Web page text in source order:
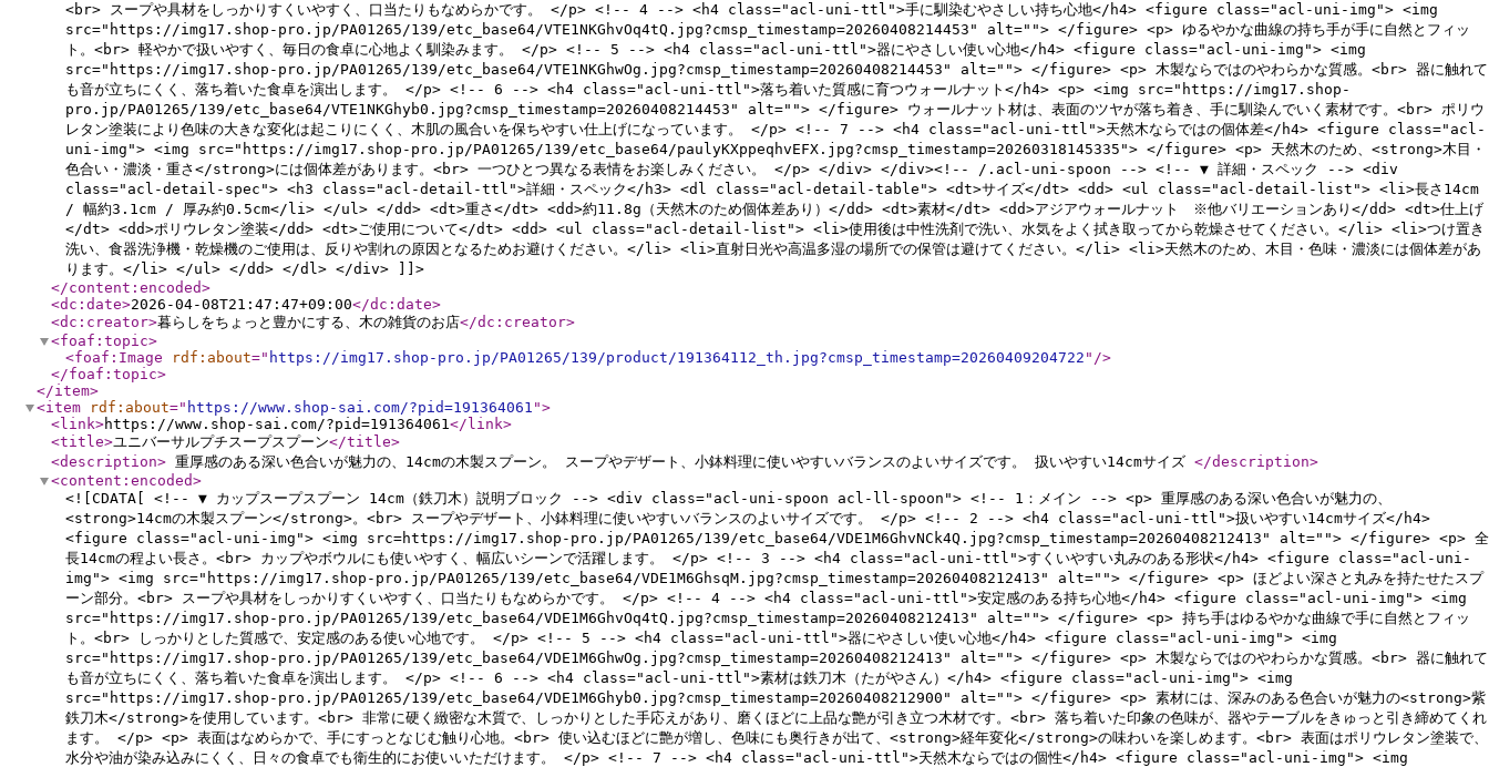
<br> スープや具材をしっかりすくいやすく、口当たりもなめらかです。 </p> <!-- 4 --> <h4 class="acl-uni-ttl">手に馴染むやさしい持ち心地</h4> <figure class="acl-uni-img"> <img
src="https://img17.shop-pro.jp/PA01265/139/etc_base64/VTE1NKGhvOq4tQ.jpg?cmsp_timestamp=20260408214453" alt=""> </figure> <p> ゆるやかな曲線の持ち手が手に自然とフィッ
ト。<br> 軽やかで扱いやすく、毎日の食卓に心地よく馴染みます。 </p> <!-- 5 --> <h4 class="acl-uni-ttl">器にやさしい使い心地</h4> <figure class="acl-uni-img"> <img
src="https://img17.shop-pro.jp/PA01265/139/etc_base64/VTE1NKGhwOg.jpg?cmsp_timestamp=20260408214453" alt=""> </figure> <p> 木製ならではのやわらかな質感。<br> 器に触れて
も音が立ちにくく、落ち着いた食卓を演出します。 </p> <!-- 6 --> <h4 class="acl-uni-ttl">落ち着いた質感に育つウォールナット</h4> <p> <img src="https://img17.shop-
pro.jp/PA01265/139/etc_base64/VTE1NKGhyb0.jpg?cmsp_timestamp=20260408214453" alt=""> </figure> ウォールナット材は、表面のツヤが落ち着き、手に馴染んでいく素材です。<br> ポリウ
レタン塗装により色味の大きな変化は起こりにくく、木肌の風合いを保ちやすい仕上げになっています。 </p> <!-- 7 --> <h4 class="acl-uni-ttl">天然木ならではの個体差</h4> <figure class="acl-
uni-img"> <img src="https://img17.shop-pro.jp/PA01265/139/etc_base64/paulyKXppeqhvEFX.jpg?cmsp_timestamp=20260318145335"> </figure> <p> 天然木のため、<strong>木目・
色合い・濃淡・重さ</strong>には個体差があります。<br> 一つひとつ異なる表情をお楽しみください。 </p> </div> </div><!-- /.acl-uni-spoon --> <!-- ▼ 詳細・スペック --> <div
class="acl-detail-spec"> <h3 class="acl-detail-ttl">詳細・スペック</h3> <dl class="acl-detail-table"> <dt>サイズ</dt> <dd> <ul class="acl-detail-list"> <li>長さ14cm
/ 幅約3.1cm / 厚み約0.5cm</li> </ul> </dd> <dt>重さ</dt> <dd>約11.8g（天然木のため個体差あり）</dd> <dt>素材</dt> <dd>アジアウォールナット ※他バリエーションあり</dd> <dt>仕上げ
</dt> <dd>ポリウレタン塗装</dd> <dt>ご使用について</dt> <dd> <ul class="acl-detail-list"> <li>使用後は中性洗剤で洗い、水気をよく拭き取ってから乾燥させてください。</li> <li>つけ置き
洗い、食器洗浄機・乾燥機のご使用は、反りや割れの原因となるためお避けください。</li> <li>直射日光や高温多湿の場所での保管は避けてください。</li> <li>天然木のため、木目・色味・濃淡には個体差があ
ります。</li> </ul> </dd> </dl> </div> ]]>
</content:encoded>
<dc:date>2026-04-08T21:47:47+09:00</dc:date>
<dc:creator>暮らしをちょっと豊かにする、木の雑貨のお店</dc:creator>
<foaf:topic>
<foaf:Image
rdf:about=" https://img17.shop-pro.jp/PA01265/139/product/191364112_th.jpg?cmsp_timestamp=20260409204722 " />
</foaf:topic>
</item>
<item
rdf:about=" https://www.shop-sai.com/?pid=191364061 ">
<link>https://www.shop-sai.com/?pid=191364061</link>
<title>ユニバーサルプチスープスプーン</title>
<description> 重厚感のある深い色合いが魅力の、14cmの木製スプーン。 スープやデザート、小鉢料理に使いやすいバランスのよいサイズです。 扱いやすい14cmサイズ </description>
<content:encoded>
<![CDATA[ <!-- ▼ カップスープスプーン 14cm（鉄刀木）説明ブロック --> <div class="acl-uni-spoon acl-ll-spoon"> <!-- 1：メイン --> <p> 重厚感のある深い色合いが魅力の、
<strong>14cmの木製スプーン</strong>。<br> スープやデザート、小鉢料理に使いやすいバランスのよいサイズです。 </p> <!-- 2 --> <h4 class="acl-uni-ttl">扱いやすい14cmサイズ</h4>
<figure class="acl-uni-img"> <img src=https://img17.shop-pro.jp/PA01265/139/etc_base64/VDE1M6GhvNCk4Q.jpg?cmsp_timestamp=20260408212413" alt=""> </figure> <p> 全
長14cmの程よい長さ。<br> カップやボウルにも使いやすく、幅広いシーンで活躍します。 </p> <!-- 3 --> <h4 class="acl-uni-ttl">すくいやすい丸みのある形状</h4> <figure class="acl-uni-
img"> <img src="https://img17.shop-pro.jp/PA01265/139/etc_base64/VDE1M6GhsqM.jpg?cmsp_timestamp=20260408212413" alt=""> </figure> <p> ほどよい深さと丸みを持たせたスプ
ーン部分。<br> スープや具材をしっかりすくいやすく、口当たりもなめらかです。 </p> <!-- 4 --> <h4 class="acl-uni-ttl">安定感のある持ち心地</h4> <figure class="acl-uni-img"> <img
src="https://img17.shop-pro.jp/PA01265/139/etc_base64/VDE1M6GhvOq4tQ.jpg?cmsp_timestamp=20260408212413" alt=""> </figure> <p> 持ち手はゆるやかな曲線で手に自然とフィッ
ト。<br> しっかりとした質感で、安定感のある使い心地です。 </p> <!-- 5 --> <h4 class="acl-uni-ttl">器にやさしい使い心地</h4> <figure class="acl-uni-img"> <img
src="https://img17.shop-pro.jp/PA01265/139/etc_base64/VDE1M6GhwOg.jpg?cmsp_timestamp=20260408212413" alt=""> </figure> <p> 木製ならではのやわらかな質感。<br> 器に触れて
も音が立ちにくく、落ち着いた食卓を演出します。 </p> <!-- 6 --> <h4 class="acl-uni-ttl">素材は鉄刀木（たがやさん）</h4> <figure class="acl-uni-img"> <img
src="https://img17.shop-pro.jp/PA01265/139/etc_base64/VDE1M6Ghyb0.jpg?cmsp_timestamp=20260408212900" alt=""> </figure> <p> 素材には、深みのある色合いが魅力の<strong>紫
鉄刀木</strong>を使用しています。<br> 非常に硬く緻密な木質で、しっかりとした手応えがあり、磨くほどに上品な艶が引き立つ木材です。<br> 落ち着いた印象の色味が、器やテーブルをきゅっと引き締めてくれ
ます。 </p> <p> 表面はなめらかで、手にすっとなじむ触り心地。<br> 使い込むほどに艶が増し、色味にも奥行きが出て、<strong>経年変化</strong>の味わいを楽しめます。<br> 表面はポリウレタン塗装で、
水分や油が染み込みにくく、日々の食卓でも衛生的にお使いいただけます。 </p> <!-- 7 --> <h4 class="acl-uni-ttl">天然木ならではの個性</h4> <figure class="acl-uni-img"> <img